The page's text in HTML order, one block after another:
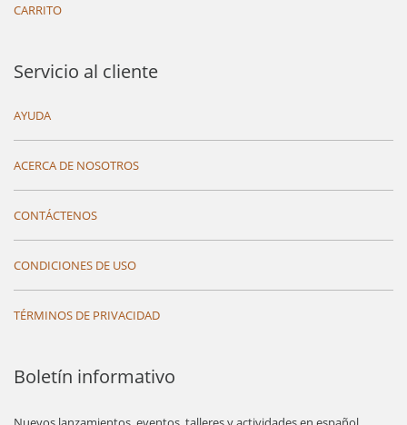
CARRITO
Servicio al cliente
AYUDA
ACERCA DE NOSOTROS
CONTÁCTENOS
CONDICIONES DE USO
TÉRMINOS DE PRIVACIDAD
Boletín informativo